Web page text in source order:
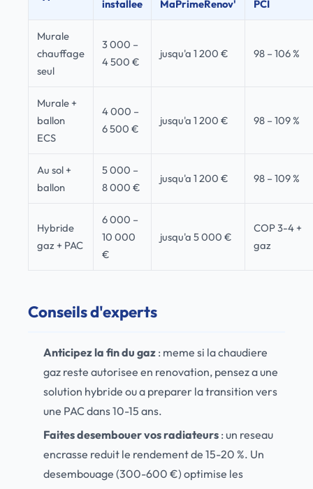
installee
MaPrimeRenov'
PCI
Murale
chauffage
seul
3 000 –
4 500 €
jusqu'a 1 200 € 98 – 106 %
Murale +
ballon
ECS
4 000 –
6 500 €
jusqu'a 1 200 € 98 – 109 %
Au sol +
ballon
5 000 –
8 000 €
jusqu'a 1 200 € 98 – 109 %
Hybride
gaz + PAC
6 000 –
10 000
€
jusqu'a 5 000 €
COP 3-4 +
gaz
Conseils d'experts
Anticipez la fin du gaz : meme si la chaudiere
gaz reste autorisee en renovation, pensez a une
solution hybride ou a preparer la transition vers
une PAC dans 10-15 ans.
Faites desembouer vos radiateurs : un reseau
encrasse reduit le rendement de 15-20 %. Un
desembouage (300-600 €) optimise les